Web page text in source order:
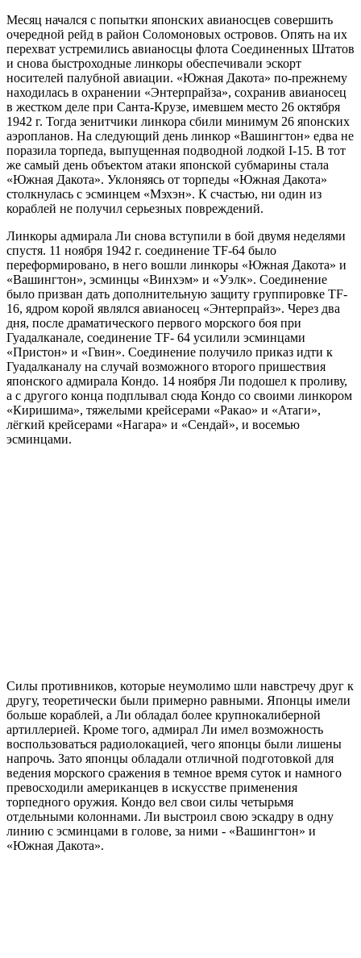
Месяц начался с попытки японских авианосцев совершить
очередной рейд в район Соломоновых островов. Опять на их
перехват устремились авианосцы флота Соединенных Штатов
и снова быстроходные линкоры обеспечивали эскорт
носителей палубной авиации. «Южная Дакота» по-прежнему
находилась в охранении «Энтерпрайза», сохранив авианосец
в жестком деле при Санта-Крузе, имевшем место 26 октября
1942 г. Тогда зенитчики линкора сбили минимум 26 японских
аэропланов. На следующий день линкор «Вашингтон» едва не
поразила торпеда, выпущенная подводной лодкой I-15. В тот
же самый день объектом атаки японской субмарины стала
«Южная Дакота». Уклоняясь от торпеды «Южная Дакота»
столкнулась с эсминцем «Мэхэн». К счастью, ни один из
кораблей не получил серьезных повреждений.
Линкоры адмирала Ли снова вступили в бой двумя неделями
спустя. 11 ноября 1942 г. соединение TF-64 было
переформировано, в него вошли линкоры «Южная Дакота» и
«Вашингтон», эсминцы «Винхэм» и «Уэлк». Соединение
было призван дать дополнительную защиту группировке TF-
16, ядром корой являлся авианосец «Энтерпрайз». Через два
дня, после драматического первого морского боя при
Гуадалканале, соединение TF- 64 усилили эсминцами
«Пристон» и «Гвин». Соединение получило приказ идти к
Гуадалканалу на случай возможного второго пришествия
японского адмирала Кондо. 14 ноября Ли подошел к проливу,
а с другого конца подплывал сюда Кондо со своими линкором
«Киришима», тяжелыми крейсерами «Ракао» и «Атаги»,
лёгкий крейсерами «Нагара» и «Сендай», и восемью
эсминцами.
Силы противников, которые неумолимо шли навстречу друг к
другу, теоретически были примерно равными. Японцы имели
больше кораблей, а Ли обладал более крупнокалиберной
артиллерией. Кроме того, адмирал Ли имел возможность
воспользоваться радиолокацией, чего японцы были лишены
напрочь. Зато японцы обладали отличной подготовкой для
ведения морского сражения в темное время суток и намного
превосходили американцев в искусстве применения
торпедного оружия. Кондо вел свои силы четырьмя
отдельными колоннами. Ли выстроил свою эскадру в одну
линию с эсминцами в голове, за ними - «Вашингтон» и
«Южная Дакота».